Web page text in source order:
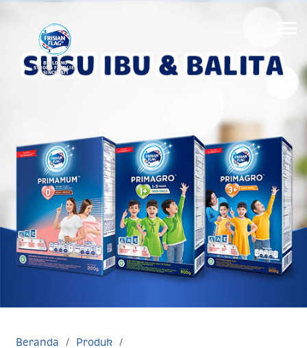
BUILDING
STRONG FAMILIES
SINCE 1871
Beranda
Produk